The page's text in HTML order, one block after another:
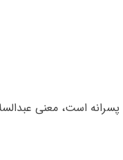
(عربی) ۱- بندهی خدای مبرا از